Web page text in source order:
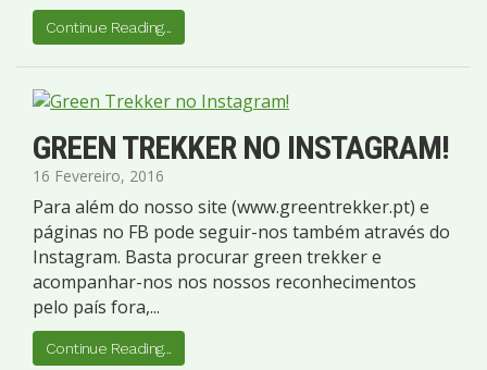
Continue Reading...
GREEN TREKKER NO INSTAGRAM!
16 Fevereiro, 2016
Para além do nosso site (www.greentrekker.pt) e
páginas no FB pode seguir-nos também através do
Instagram. Basta procurar green trekker e
acompanhar-nos nos nossos reconhecimentos
pelo país fora,...
Continue Reading...